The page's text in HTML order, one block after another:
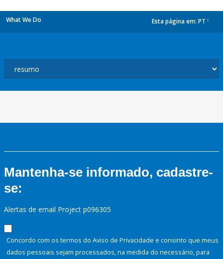
What We Do Esta página em: PT
Mantenha-se informado, cadastre-
se:
Alertas de email Project p096305
Concordo com os termos do Aviso de Privacidade e consinto que meus
dados pessoais sejam processados, na medida do necessário, para